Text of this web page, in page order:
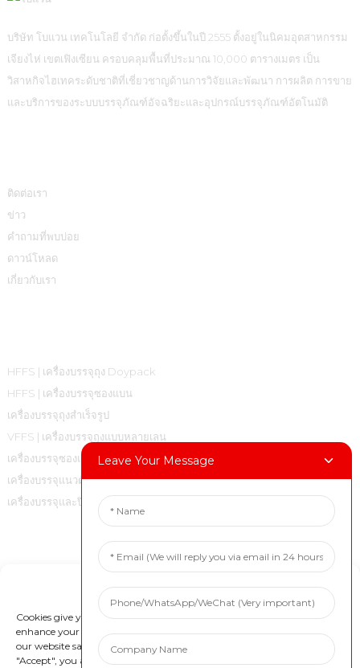
บริษัท โบแวน เทคโนโลยี จำกัด ก่อตั้งขึ้นในปี 2555 ตั้งอยู่ในนิคมอุตสาหกรรม
เจียงไห่ เขตเฟิงเซียน ครอบคลุมพื้นที่ประมาณ 10,000 ตารางเมตร เป็น
วิสาหกิจไฮเทคระดับชาติที่เชี่ยวชาญด้านการวิจัยและพัฒนา การผลิต การขาย
และบริการของระบบบรรจุภัณฑ์อัจฉริยะและอุปกรณ์บรรจุภัณฑ์อัตโนมัติ
ติดต่อเรา
ข่าว
คำถามที่พบบ่อย
ดาวน์โหลด
เกี่ยวกับเรา
HFFS | เครื่องบรรจุถุง Doypack
HFFS | เครื่องบรรจุซองแบน
เครื่องบรรจุถุงสำเร็จรูป
VFFS | เครื่องบรรจุถุงแบบหลายเลน
เครื่องบรรจุซองแบบหลายเลน VFFS |
เครื่องบรรจุแนวตั้งแบบปิดผนึกสำหรับถุงหมอน
เครื่องบรรจุและปิดฝา
โทร: +86 18717936608
อีเมล: marketing@boevan.cn
เวแชท: +86 18717936608
WhatsApp: +86 18717936608
Leave Your Message
Manage Cookie Consent
Cookies give you a personalized experience. Cookie files help us to
enhance your experience using our website, simplify navigation, keep
our website safe, and assist in our marketing efforts. By clicking
"Accept", you agree to the storing of cookies on your device for these